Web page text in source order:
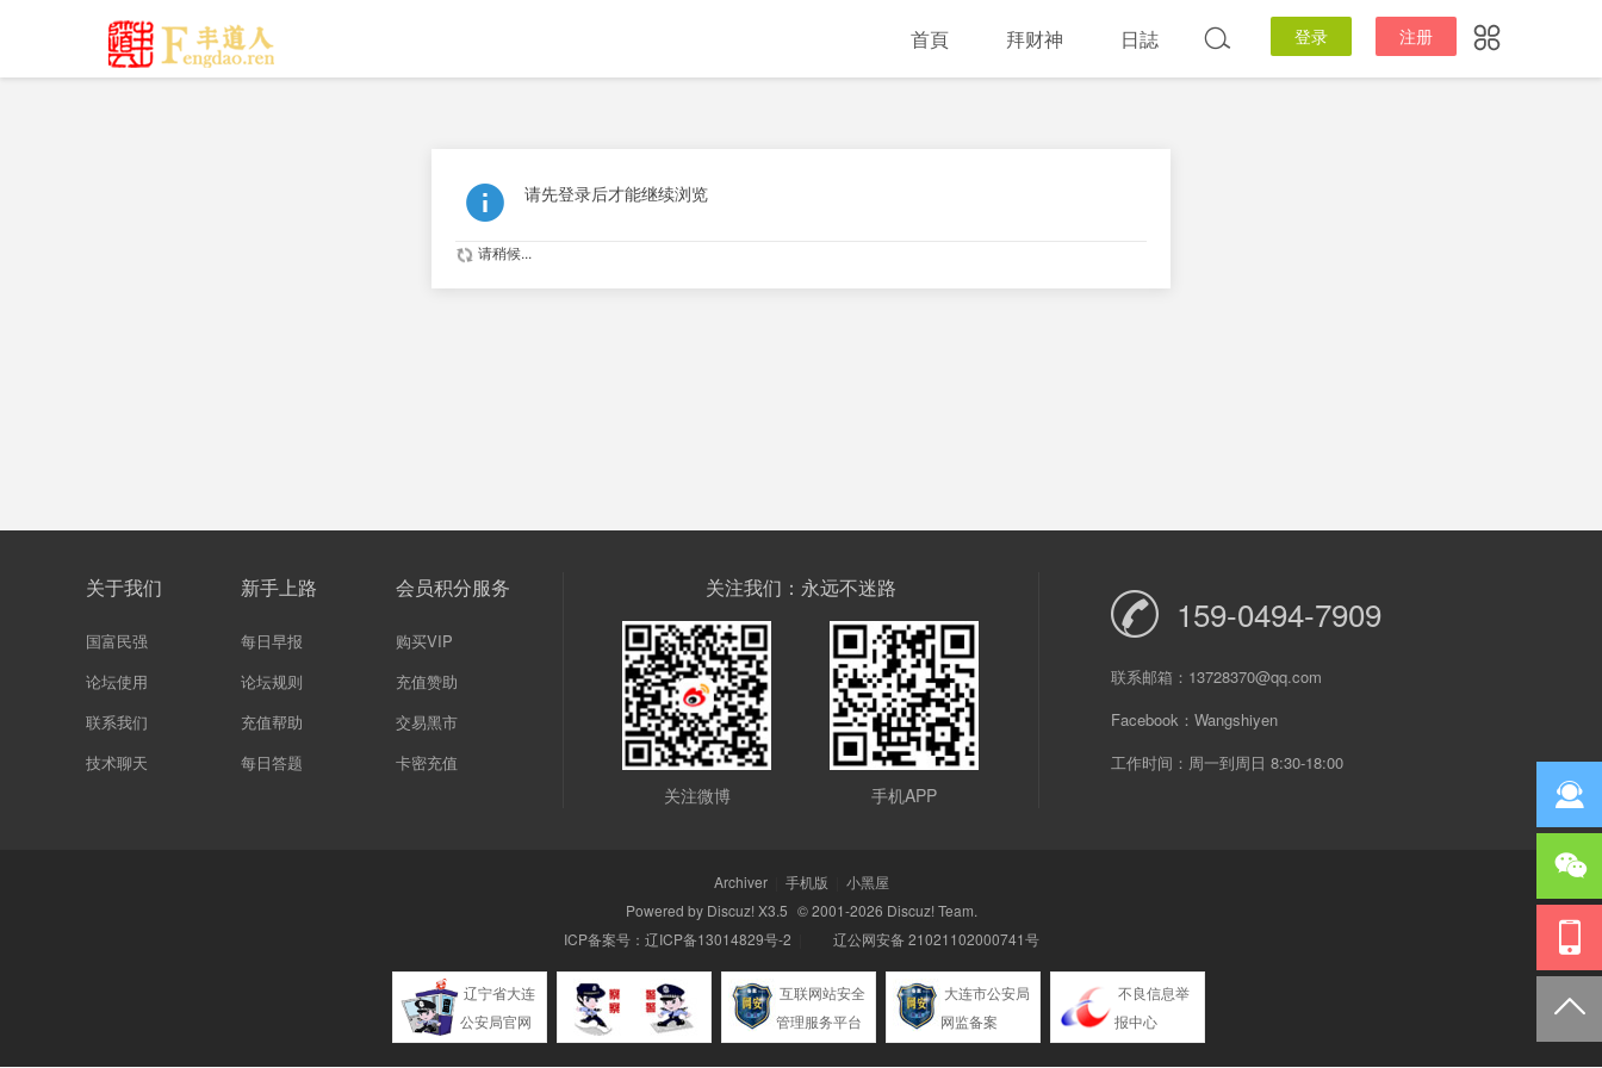
登录 注册
首頁 拜财神 日誌
请先登录后才能继续浏览
请稍候...
关于我们
国富民强
论坛使用
联系我们
技术聊天
新手上路
每日早报
论坛规则
充值帮助
每日答题
会员积分服务
购买VIP
充值赞助
交易黑市
卡密充值
关注我们：永远不迷路
关注微博 手机APP
159-0494-7909
联系邮箱：13728370@qq.com
Facebook：Wangshiyen
工作时间：周一到周日 8:30-18:00
Archiver 手机版
小黑屋
Powered by Discuz! X3.5 © 2001-2026 Discuz! Team.
ICP备案号： 辽ICP备13014829号-2 辽公网安备 21021102000741号
辽宁省大连
公安局官网
互联网站安全
管理服务平台
大连市公安局
网监备案
不良信息举
报中心